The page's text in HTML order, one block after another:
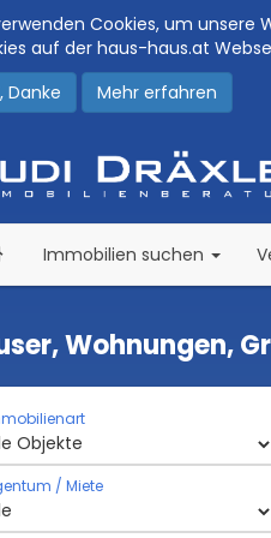
Cookies, um unsere
auf der haus-haus.at
Danke
Mehr erfahren
Immobilien suchen
Wohnungen,
/ Miete